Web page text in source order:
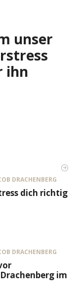
unser
ihn
DRACHENBERG
dich richtig
DRACHENBERG
im